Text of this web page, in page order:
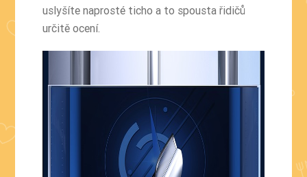
uslyšíte naprosté ticho a to spousta řidičů
určitě ocení.